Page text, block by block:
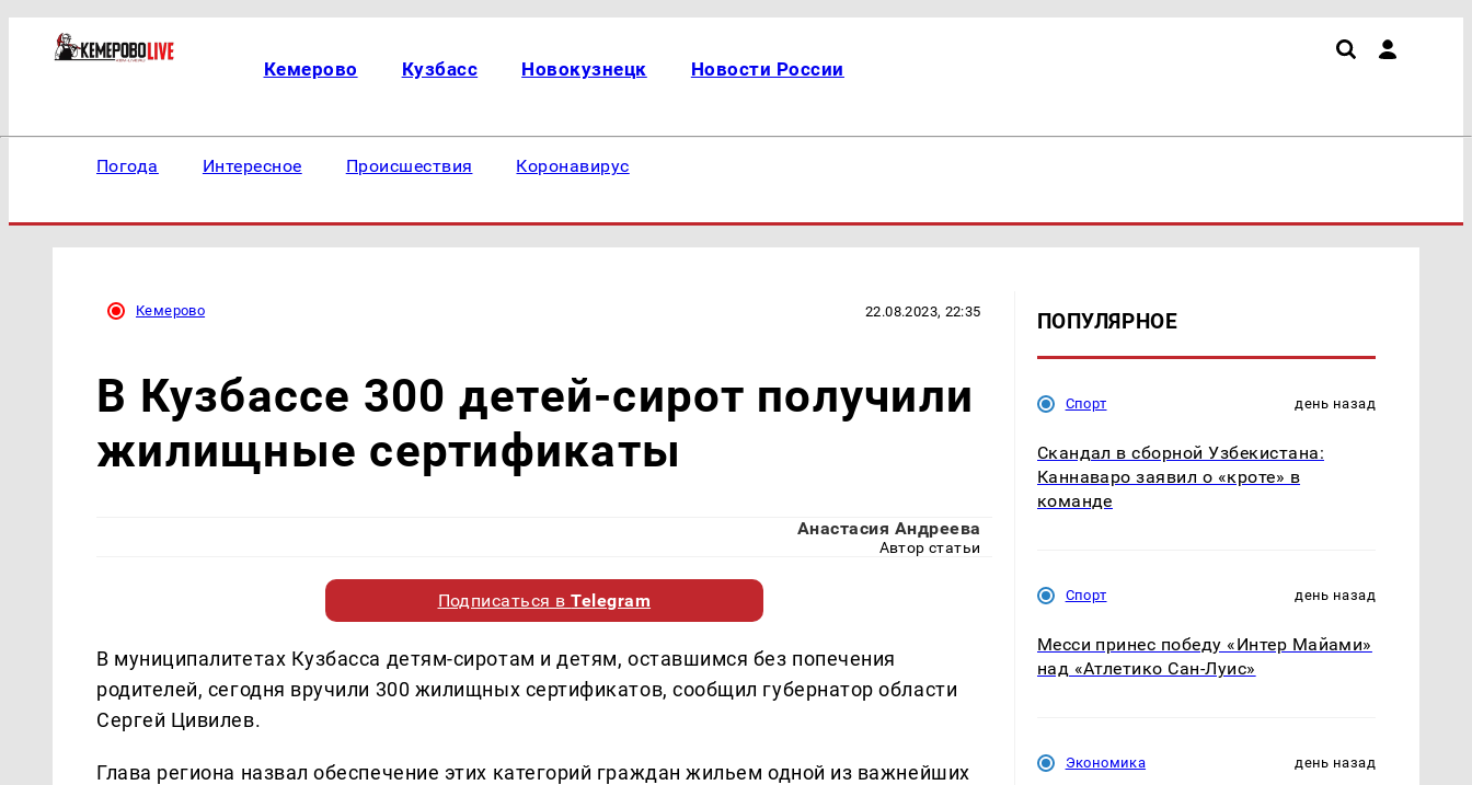
Кемерово Кузбасс Новокузнецк Новости России
Погода Интересное Происшествия Коронавирус
Кемерово 22.08.2023, 22:35
В Кузбассе 300 детей-сирот получили
жилищные сертификаты
Анастасия Андреева
Автор статьи
Подписаться вTelegram
В муниципалитетах Кузбасса детям-сиротам и детям, оставшимся без попечения
родителей, сегодня вручили 300 жилищных сертификатов, сообщил губернатор области
Сергей Цивилев.
Глава региона назвал обеспечение этих категорий граждан жильем одной из важнейших
ПОПУЛЯРНОЕ
Спорт день назад
Скандал в сборной Узбекистана:
Каннаваро заявил о «кроте» в
команде
Спорт день назад
Месси принес победу «Интер Майами»
над «Атлетико Сан-Луис»
Экономика день назад